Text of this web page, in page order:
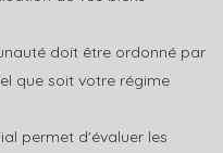
doit être ordonné par
que soit votre régime
permet d'évaluer les